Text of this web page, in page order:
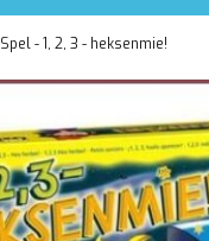
Spel - 1, 2, 3 - heksenmie!